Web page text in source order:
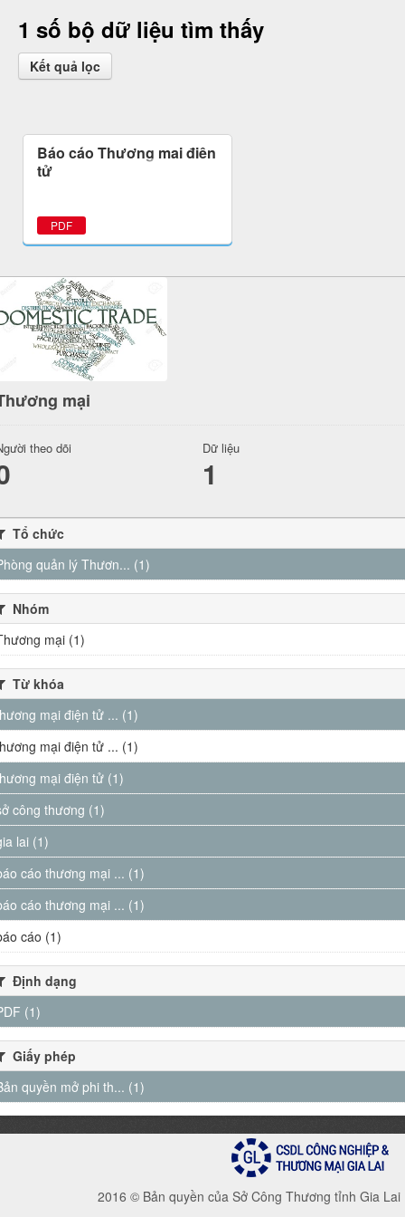
1 số bộ dữ liệu tìm thấy
Kết quả lọc
Báo cáo Thương mại điện
tử
PDF
mại
theo dõi Dữ liệu
1
Tổ chức
quản lý Thươn... (1)
Nhóm
mại (1)
Từ khóa
mại điện tử ... (1)
mại điện tử ... (1)
mại điện tử (1)
công thương (1)
lai (1)
cáo thương mại ... (1)
cáo thương mại ... (1)
cáo (1)
Định dạng
(1)
Giấy phép
quyền mở phi th... (1)
2016 © Bản quyền của Sở Công Thương tỉnh Gia Lai